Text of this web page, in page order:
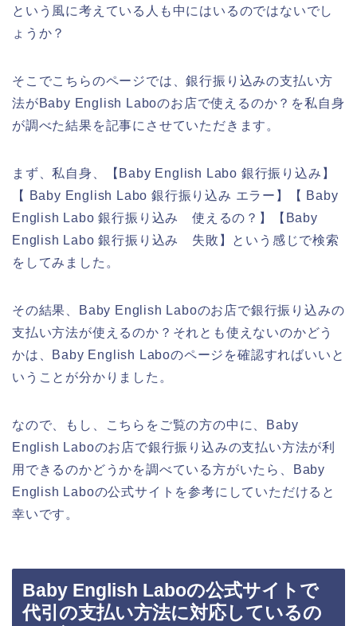
という風に考えている人も中にはいるのではないでし
ょうか？
そこでこちらのページでは、銀行振り込みの支払い方
法がBaby English Laboのお店で使えるのか？を私自身
が調べた結果を記事にさせていただきます。
まず、私自身、【Baby English Labo 銀行振り込み】
【 Baby English Labo 銀行振り込み エラー】【 Baby
English Labo 銀行振り込み 使えるの？】【Baby
English Labo 銀行振り込み 失敗】という感じで検索
をしてみました。
その結果、Baby English Laboのお店で銀行振り込みの
支払い方法が使えるのか？それとも使えないのかどう
かは、Baby English Laboのページを確認すればいいと
いうことが分かりました。
なので、もし、こちらをご覧の方の中に、Baby
English Laboのお店で銀行振り込みの支払い方法が利
用できるのかどうかを調べている方がいたら、Baby
English Laboの公式サイトを参考にしていただけると
幸いです。
Baby English Laboの公式サイトで
代引の支払い方法に対応しているの